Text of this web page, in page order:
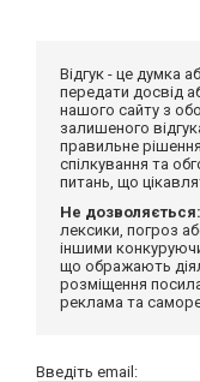
Відгук - це думка
передати досвід
нашого сайту з
залишеного
правильне
спілкування та
питань, що
Не дозволяється:
лексики, погроз
іншими
що ображають
розміщення
реклама та
Введіть email: